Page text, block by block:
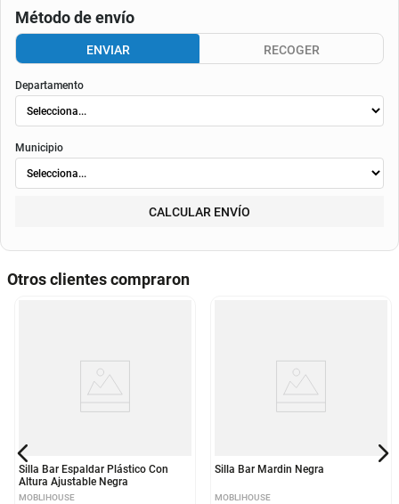
Método de envío
ENVIAR RECOGER
Departamento
Municipio
CALCULAR ENVÍO
Otros clientes compraron
Silla Bar Espaldar Plástico Con
Altura Ajustable Negra
MOBLIHOUSE
Silla Bar Mardin Negra
MOBLIHOUSE